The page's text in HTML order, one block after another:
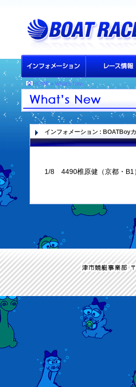
HOME> What's New
インフォメーション: BOATBoy
1/8 4490椎原健（京都・B1